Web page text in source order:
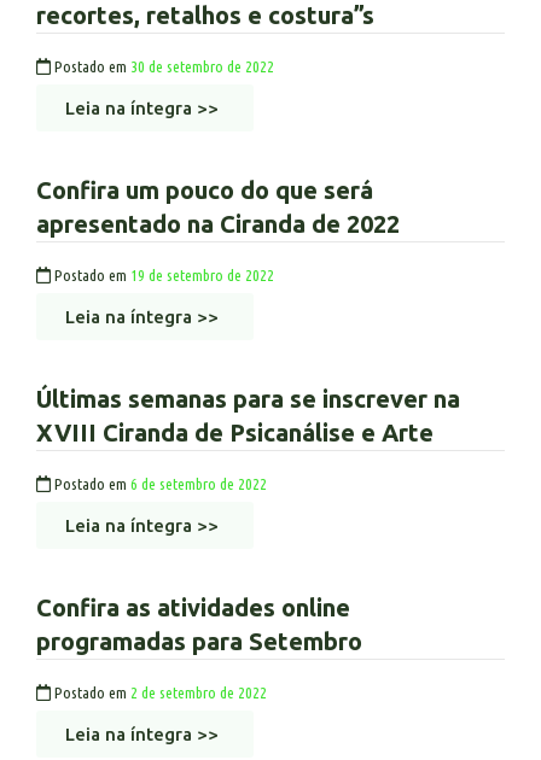
recortes, retalhos e costura”s
Postado em 30 de setembro de 2022
Leia na íntegra >>
Confira um pouco do que será
apresentado na Ciranda de 2022
Postado em 19 de setembro de 2022
Leia na íntegra >>
Últimas semanas para se inscrever na
XVIII Ciranda de Psicanálise e Arte
Postado em 6 de setembro de 2022
Leia na íntegra >>
Confira as atividades online
programadas para Setembro
Postado em 2 de setembro de 2022
Leia na íntegra >>